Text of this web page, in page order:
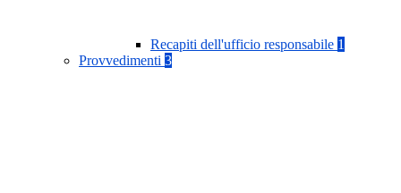
Recapiti dell'ufficio responsabile 1
Provvedimenti 3